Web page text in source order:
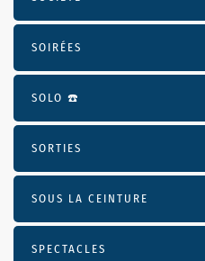
SOIRÉES
SOLO ☎️
SORTIES
SOUS LA CEINTURE
SPECTACLES